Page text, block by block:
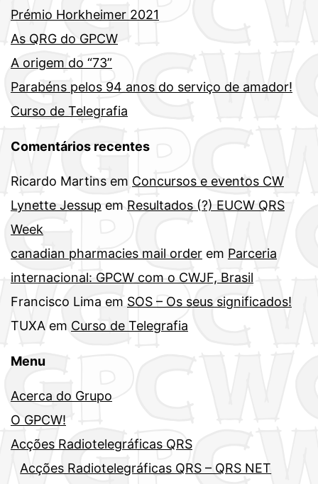
Prémio Horkheimer 2021
As QRG do GPCW
A origem do “73”
Parabéns pelos 94 anos do serviço de amador!
Curso de Telegrafia
Comentários recentes
Ricardo Martins em Concursos e eventos CW
Lynette Jessup em Resultados (?) EUCW QRS
Week
canadian pharmacies mail order em Parceria
internacional: GPCW com o CWJF, Brasil
Francisco Lima em SOS – Os seus significados!
TUXA em Curso de Telegrafia
Menu
Acerca do Grupo
O GPCW!
Acções Radiotelegráficas QRS
Acções Radiotelegráficas QRS – QRS NET